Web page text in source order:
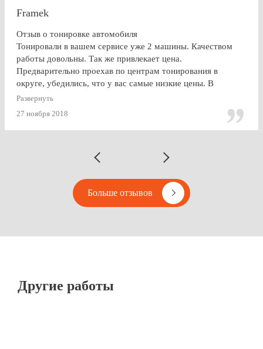
Framek
Отзыв о тонировке автомобиля
Тонировали в вашем сервисе уже 2 машины. Качеством
работы довольны. Так же привлекает цена.
Предварительно проехав по центрам тонирования в
округе, убедились, что у вас самые низкие цены. В
будущем, думаю, будем так же пользоваться услугами
Развернуть
27 ноября 2018
Больше отзывов
Другие работы